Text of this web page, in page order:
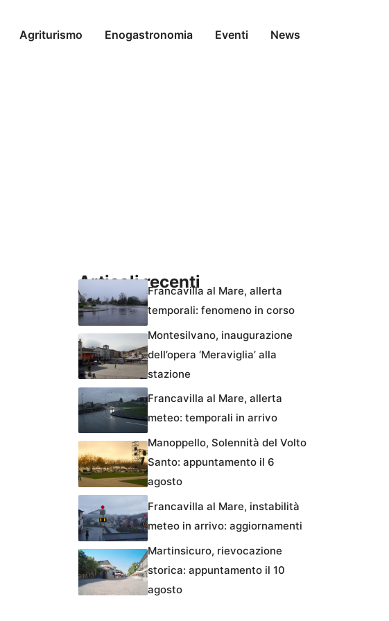
Agriturismo Enogastronomia Eventi News
Articoli recentiFrancavilla al Mare, allerta
temporali: fenomeno in corso
Montesilvano, inaugurazione
dell’opera ‘Meraviglia’ alla
stazione
Francavilla al Mare, allerta
meteo: temporali in arrivo
Manoppello, Solennità del Volto
Santo: appuntamento il 6
agosto
Francavilla al Mare, instabilità
meteo in arrivo: aggiornamenti
Martinsicuro, rievocazione
storica: appuntamento il 10
agosto